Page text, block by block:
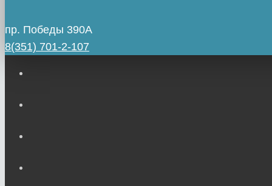
пр. Победы 390А
8(351) 701-2-107